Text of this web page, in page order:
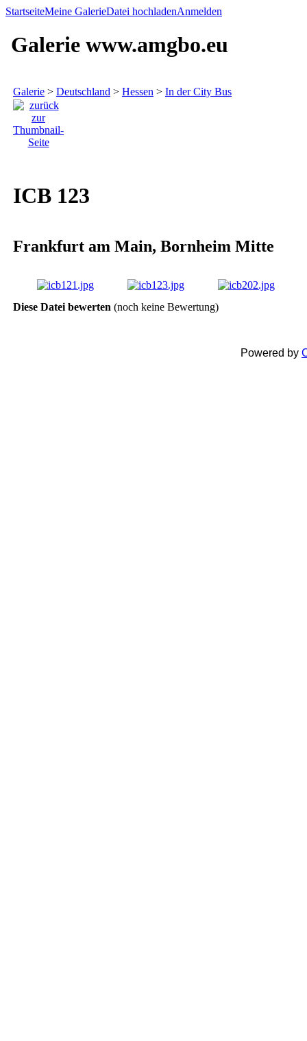
StartseiteMeine GalerieDatei hochladenAnmelden
Galerie www.amgbo.eu
Galerie > Deutschland > Hessen > In der City Bus
ICB 123
Frankfurt am Main, Bornheim Mitte
Diese Datei bewerten (noch keine Bewertung)
Powered by